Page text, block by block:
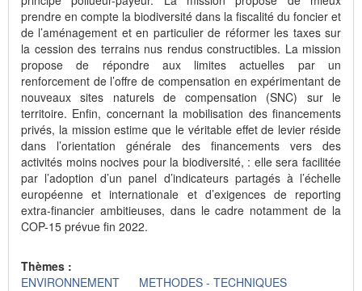
prendre en compte la biodiversité dans la fiscalité du foncier et
de l’aménagement et en particulier de réformer les taxes sur
la cession des terrains nus rendus constructibles. La mission
propose de répondre aux limites actuelles par un
renforcement de l’offre de compensation en expérimentant de
nouveaux sites naturels de compensation (SNC) sur le
territoire. Enfin, concernant la mobilisation des financements
privés, la mission estime que le véritable effet de levier réside
dans l’orientation générale des financements vers des
activités moins nocives pour la biodiversité, : elle sera facilitée
par l’adoption d’un panel d’indicateurs partagés à l’échelle
européenne et internationale et d’exigences de reporting
extra-financier ambitieuses, dans le cadre notamment de la
COP-15 prévue fin 2022.
Thèmes :
ENVIRONNEMENT
METHODES - TECHNIQUES